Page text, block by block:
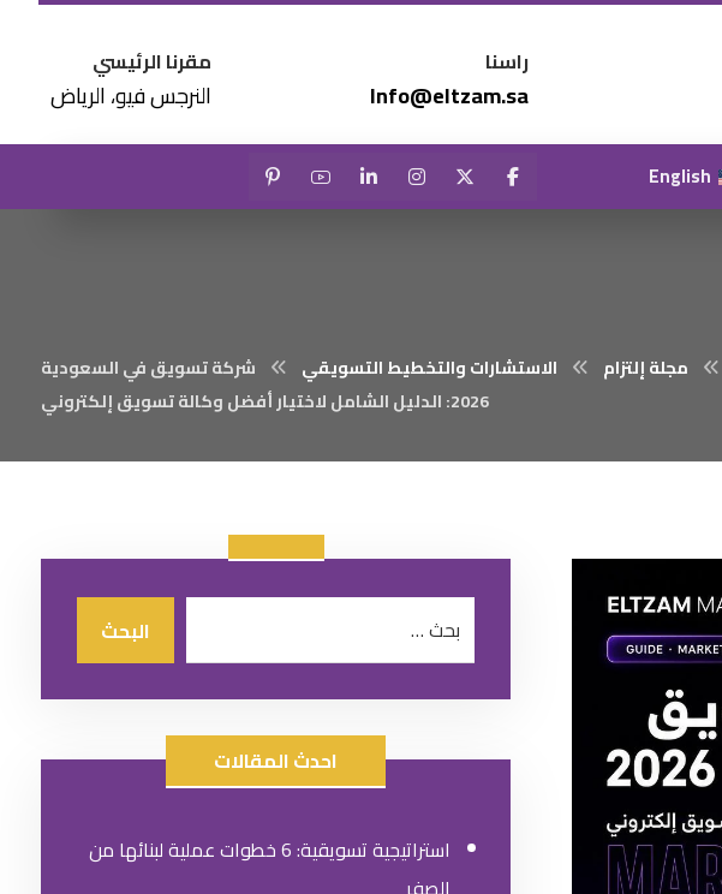
مقرنا الرئيسي
النرجس فيو، الرياض
راسنا
Info@eltzam.sa
English
مجلة إلتزام الاستشارات والتخطيط التسويقي
شركة تسويق في السعودية
2026: الدليل الشامل لاختيار أفضل وكالة تسويق إلكتروني
احدث المقالات
استراتيجية تسويقية: 6 خطوات عملية لبنائها من